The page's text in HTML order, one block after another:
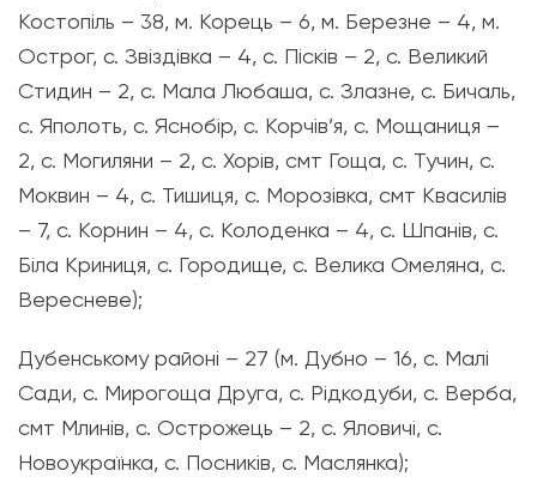
Костопіль – 38, м. Корець – 6, м. Березне – 4, м.
Острог, с. Звіздівка – 4, с. Пісків – 2, с. Великий
Стидин – 2, с. Мала Любаша, с. Злазне, с. Бичаль,
с. Яполоть, с. Яснобір, с. Корчів’я, с. Мощаниця –
2, с. Могиляни – 2, с. Хорів, смт Гоща, с. Тучин, с.
Моквин – 4, с. Тишиця, с. Морозівка, смт Квасилів
– 7, с. Корнин – 4, с. Колоденка – 4, с. Шпанів, с.
Біла Криниця, с. Городище, с. Велика Омеляна, с.
Вересневе);
Дубенському районі – 27 (м. Дубно – 16, с. Малі
Сади, с. Мирогоща Друга, с. Рідкодуби, с. Верба,
смт Млинів, с. Острожець – 2, с. Яловичі, с.
Новоукраїнка, с. Посників, с. Маслянка);